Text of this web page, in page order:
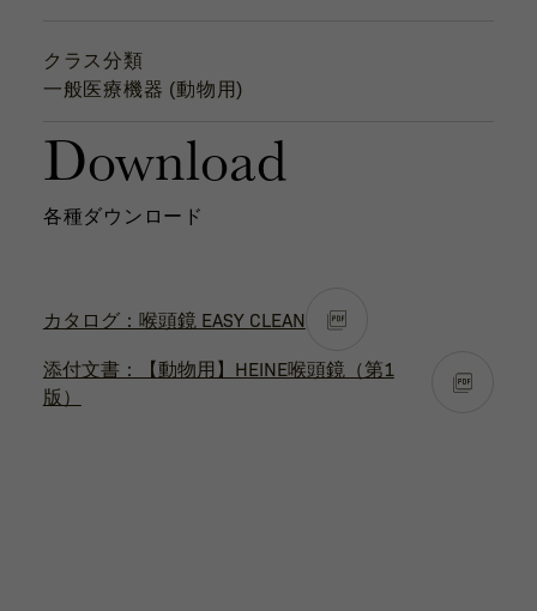
クラス分類
一般医療機器 (動物用)
Download
各種ダウンロード
カタログ：喉頭鏡 EASY CLEAN
添付文書：【動物用】HEINE喉頭鏡（第1
版）